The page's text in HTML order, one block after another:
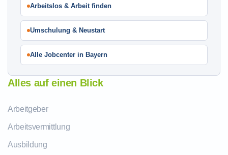
Arbeitslos & Arbeit finden
Umschulung & Neustart
Alle Jobcenter in Bayern
Alles auf einen Blick
Arbeitgeber
Arbeitsvermittlung
Ausbildung